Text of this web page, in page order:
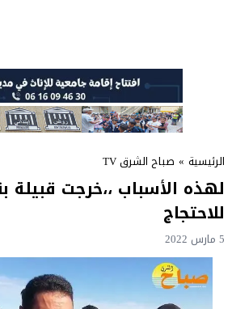
الرئيسية » صباح الشرق TV
لهذه الأسباب ،،خرجت قبيلة
للاحتجاج
5 مارس 2022